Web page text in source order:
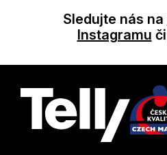
Sledujte nás na
Instagramu či